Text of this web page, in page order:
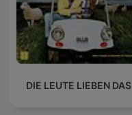
DIE LEUTE LIEBEN DAS